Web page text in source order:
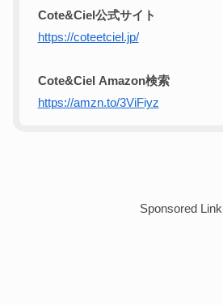
Cote&Ciel公式サイト
https://coteetciel.jp/
Cote&Ciel Amazon検索
https://amzn.to/3ViFiyz
Sponsored Link